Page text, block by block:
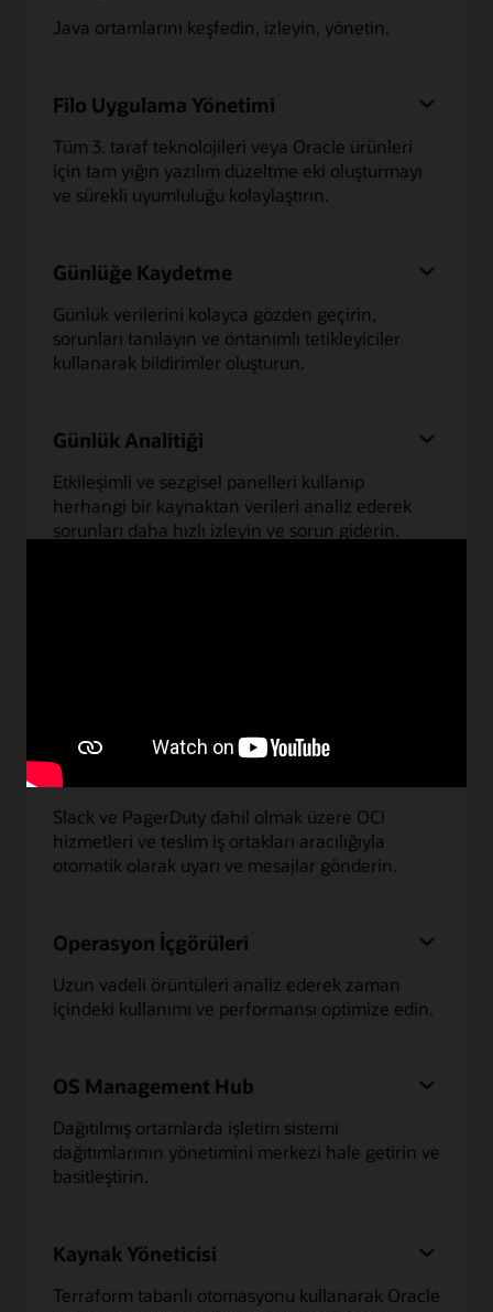
Java ortamlarını keşfedin, izleyin, yönetin.
Filo Uygulama Yönetimi
Tüm 3. taraf teknolojileri veya Oracle ürünleri
için tam yığın yazılım düzeltme eki oluşturmayı
ve sürekli uyumluluğu kolaylaştırın.
Günlüğe Kaydetme
Günlük verilerini kolayca gözden geçirin,
sorunları tanılayın ve öntanımlı tetikleyiciler
kullanarak bildirimler oluşturun.
Günlük Analitiği
Etkileşimli ve sezgisel panelleri kullanıp
herhangi bir kaynaktan verileri analiz ederek
sorunları daha hızlı izleyin ve sorun giderin.
Bildirimler
Slack ve PagerDuty dahil olmak üzere OCI
hizmetleri ve teslim iş ortakları aracılığıyla
otomatik olarak uyarı ve mesajlar gönderin.
Operasyon İçgörüleri
Uzun vadeli örüntüleri analiz ederek zaman
içindeki kullanımı ve performansı optimize edin.
OS Management Hub
Dağıtılmış ortamlarda işletim sistemi
dağıtımlarının yönetimini merkezi hale getirin ve
basitleştirin.
Kaynak Yöneticisi
Terraform tabanlı otomasyonu kullanarak Oracle